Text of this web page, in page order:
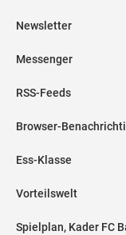
Newsletter
Messenger
RSS-Feeds
Browser-
Ess-Klasse
Vorteilswelt
Spielplan, Kader FC